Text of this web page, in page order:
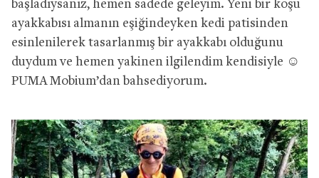
başladıysanız, hemen sadede geleyim. Yeni bir koşu
ayakkabısı almanın eşiğindeyken kedi patisinden
esinlenilerek tasarlanmış bir ayakkabı olduğunu
duydum ve hemen yakinen ilgilendim kendisiyle ☺
PUMA Mobium’dan bahsediyorum.